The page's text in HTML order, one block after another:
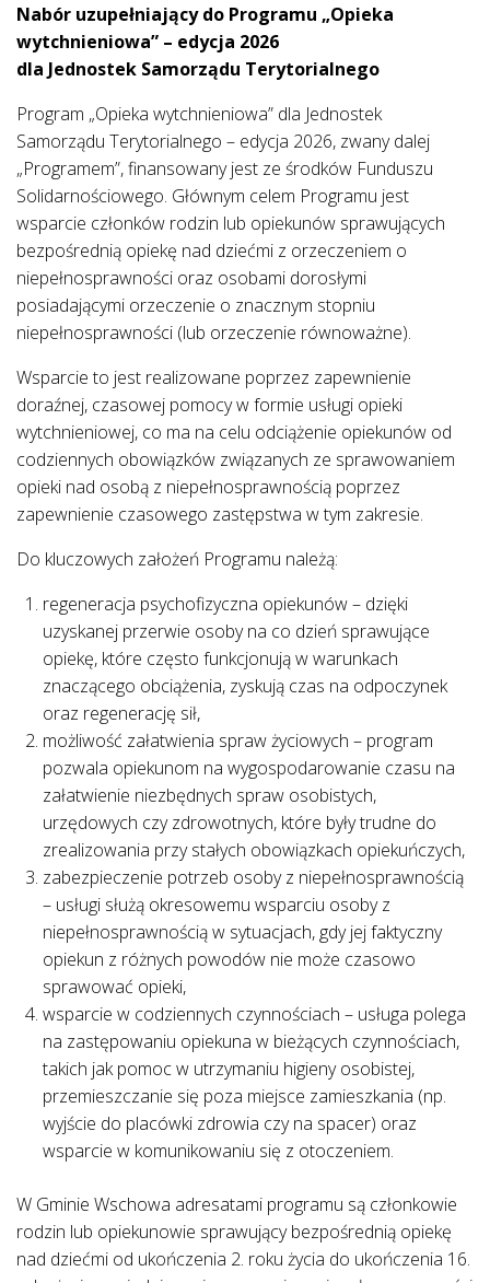
Nabór uzupełniający do Programu „Opieka
wytchnieniowa” – edycja 2026
dla Jednostek Samorządu Terytorialnego
Program „Opieka wytchnieniowa” dla Jednostek
Samorządu Terytorialnego – edycja 2026, zwany dalej
„Programem”, finansowany jest ze środków Funduszu
Solidarnościowego. Głównym celem Programu jest
wsparcie członków rodzin lub opiekunów sprawujących
bezpośrednią opiekę nad dziećmi z orzeczeniem o
niepełnosprawności oraz osobami dorosłymi
posiadającymi orzeczenie o znacznym stopniu
niepełnosprawności (lub orzeczenie równoważne).
Wsparcie to jest realizowane poprzez zapewnienie
doraźnej, czasowej pomocy w formie usługi opieki
wytchnieniowej, co ma na celu odciążenie opiekunów od
codziennych obowiązków związanych ze sprawowaniem
opieki nad osobą z niepełnosprawnością poprzez
zapewnienie czasowego zastępstwa w tym zakresie.
Do kluczowych założeń Programu należą:
regeneracja psychofizyczna opiekunów – dzięki
uzyskanej przerwie osoby na co dzień sprawujące
opiekę, które często funkcjonują w warunkach
znaczącego obciążenia, zyskują czas na odpoczynek
oraz regenerację sił,
możliwość załatwienia spraw życiowych – program
pozwala opiekunom na wygospodarowanie czasu na
załatwienie niezbędnych spraw osobistych,
urzędowych czy zdrowotnych, które były trudne do
zrealizowania przy stałych obowiązkach opiekuńczych,
zabezpieczenie potrzeb osoby z niepełnosprawnością
– usługi służą okresowemu wsparciu osoby z
niepełnosprawnością w sytuacjach, gdy jej faktyczny
opiekun z różnych powodów nie może czasowo
sprawować opieki,
wsparcie w codziennych czynnościach – usługa polega
na zastępowaniu opiekuna w bieżących czynnościach,
takich jak pomoc w utrzymaniu higieny osobistej,
przemieszczanie się poza miejsce zamieszkania (np.
wyjście do placówki zdrowia czy na spacer) oraz
wsparcie w komunikowaniu się z otoczeniem.
W Gminie Wschowa adresatami programu są członkowie
rodzin lub opiekunowie sprawujący bezpośrednią opiekę
nad dziećmi od ukończenia 2. roku życia do ukończenia 16.